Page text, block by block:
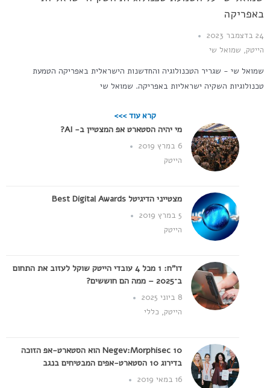
באפריקה
24 בדצמבר 2023
הייטק, שמואל שי
שמואל שי - שגריר הטכנולוגיה והחדשנות הישראלית באפריקה הטמעת
טכנולוגיות השקיה ישראליות באפריקה. שמואל שי
קרא עוד >>>
מי יהיה הסטארט אפ המצטיין ב- AI?
6 במרץ 2019
הייטק
מצטייני הדיגיטל Best Digital Awards
5 במרץ 2019
הייטק
דו"ח: 1 מכל 4 עובדי הייטק שוקל לעזוב את התחום
ב־2025 – ממה הם חוששים?
8 ביוני 2025
הייטק, כללי
10 Negev:Morphisec הוא הסטארט-אפ הזוכה
בדירוג 10 הסטארט-אפים המבטיחים בנגב
16 במאי 2019